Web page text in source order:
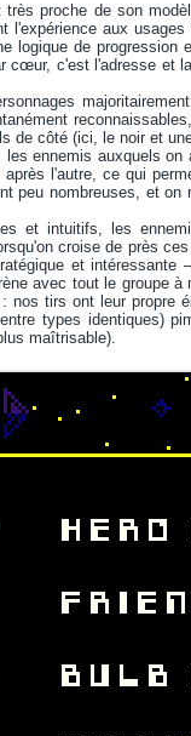
proche de son
l'expérience aux
logique de
cœur, c'est l'adresse et
de côté (ici, le noir et
ennemis auxquels
l'autre, ce qui
peu nombreuses, et
et intuitifs, les
croise de près
et
avec tout le groupe
tirs ont leur propre
types identiques)
maîtrisable).